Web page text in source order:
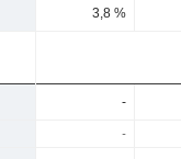
3,8 %
-
-